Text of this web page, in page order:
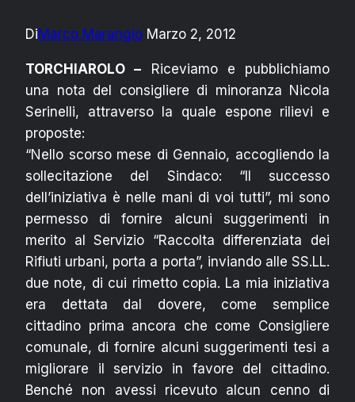
DiMarco Marangio Marzo 2, 2012
TORCHIAROLO – Riceviamo e pubblichiamo
una nota del consigliere di minoranza Nicola
Serinelli, attraverso la quale espone rilievi e
proposte:
“Nello scorso mese di Gennaio, accogliendo la
sollecitazione del Sindaco: “Il successo
dell’iniziativa è nelle mani di voi tutti”, mi sono
permesso di fornire alcuni suggerimenti in
merito al Servizio “Raccolta differenziata dei
Rifiuti urbani, porta a porta”, inviando alle SS.LL.
due note, di cui rimetto copia. La mia iniziativa
era dettata dal dovere, come semplice
cittadino prima ancora che come Consigliere
comunale, di fornire alcuni suggerimenti tesi a
migliorare il servizio in favore del cittadino.
Benché non avessi ricevuto alcun cenno di